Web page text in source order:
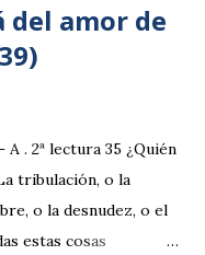
del amor de
. 2ª lectura 35 ¿Quién
tribulación, o la
o la desnudez, o el
estas cosas